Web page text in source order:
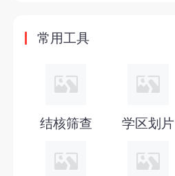
2027年非京籍幼升小
2027年北京六年一学位政策
常用工具
结核筛查 学区划片